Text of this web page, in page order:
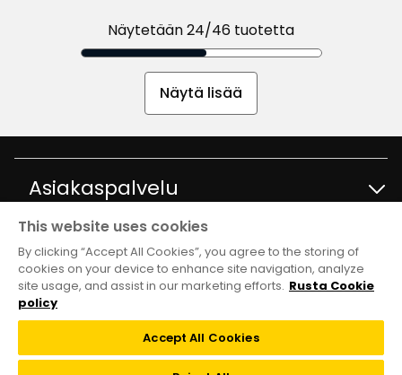
Näytetään 24/46 tuotetta
Näytä lisää
Asiakaspalvelu
Kysymyksiä ja vastauksia
Tietoja
Tavaratalot ja aukioloajat
Club Rusta
Klubitarjoukset
Verkkokauppa
This website uses cookies
By clicking “Accept All Cookies”, you agree to the storing of
cookies on your device to enhance site navigation, analyze
site usage, and assist in our marketing efforts. Rusta Cookie
policy
Accept All Cookies